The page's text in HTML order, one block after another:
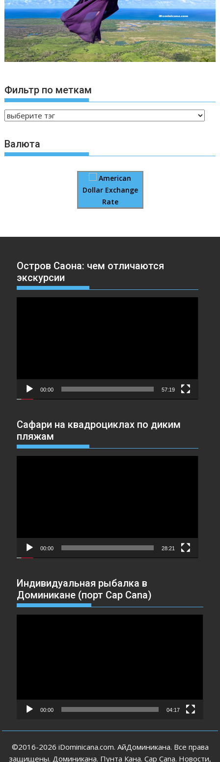
Фильтр по меткам
Валюта
American
Dollar Exchange
Rate
Остров Саона: чем отличаются
экскурсии
00:00 57:19
Сафари на квадроциклах по диким
пляжам
00:00 28:21
Индивидуальная рыбалка в
Доминикане (порт Cap Cana)
00:00 04:17
©2016-2026 iDominicana.com. АйДоминикана. Все права
защищены. Доминикана. Пунта Кана. Cap Cana. Новости,